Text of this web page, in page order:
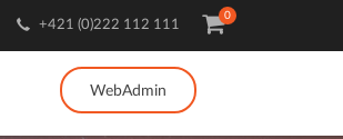
WebAdmin
+421 (0)222 112 111
0